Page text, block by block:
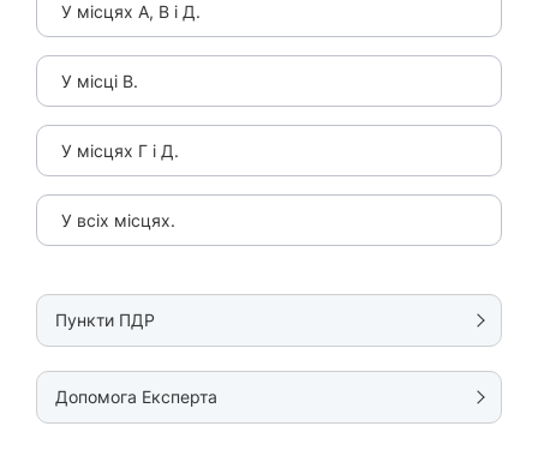
У місцях А, В і Д.
У місці В.
У місцях Г і Д.
У всіх місцях.
Пункти ПДР
Допомога Експерта